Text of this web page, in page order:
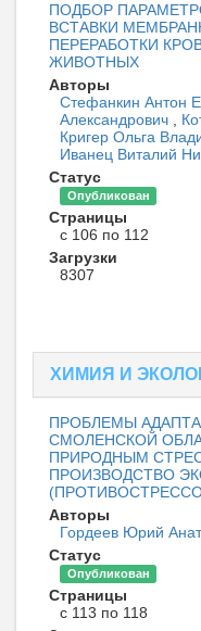
ПОДБОР
ВСТАВКИ
ПЕРЕРАБОТКИ
ЖИВОТНЫХ
Авторы
Стефанкин Антон
Александрович
Кригер Ольга
Иванец Виталий
Статус
Опубликован
Страницы
с 106 по 112
Загрузки
8307
ХИМИЯ И
ПРОБЛЕМЫ
СМОЛЕНСКОЙ
ПРИРОДНЫМ
ПРОИЗВОДСТВО
Авторы
Гордеев Юрий
Статус
Опубликован
Страницы
с 113 по 118